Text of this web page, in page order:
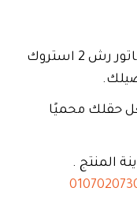
سواء كنت مزارعًا محترفًا أو مبتدئًا، ماتور رش 2 استروك
حقلك محميًا
المنتج .